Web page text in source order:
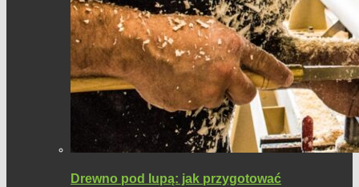
Drewno pod lupą: jak przygotować